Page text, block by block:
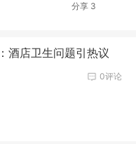
分享 3
酒店卫生问题引热议
0评论